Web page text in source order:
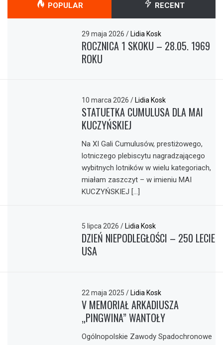
POPULAR RECENT
29 maja 2026/ Lidia Kosk
ROCZNICA 1 SKOKU – 28.05. 1969
ROKU
10 marca 2026/ Lidia Kosk
STATUETKA CUMULUSA DLA MAI
KUCZYŃSKIEJ
Na XI Gali Cumulusów, prestiżowego,
lotniczego plebiscytu nagradzającego
wybitnych lotników w wielu kategoriach,
miałam zaszczyt – w imieniu MAI
KUCZYŃSKIEJ […]
5 lipca 2026/ Lidia Kosk
DZIEŃ NIEPODLEGŁOŚCI – 250 LECIE
USA
22 maja 2025/ Lidia Kosk
V MEMORIAŁ ARKADIUSZA
„PINGWINA” WANTOŁY
Ogólnopolskie Zawody Spadochronowe